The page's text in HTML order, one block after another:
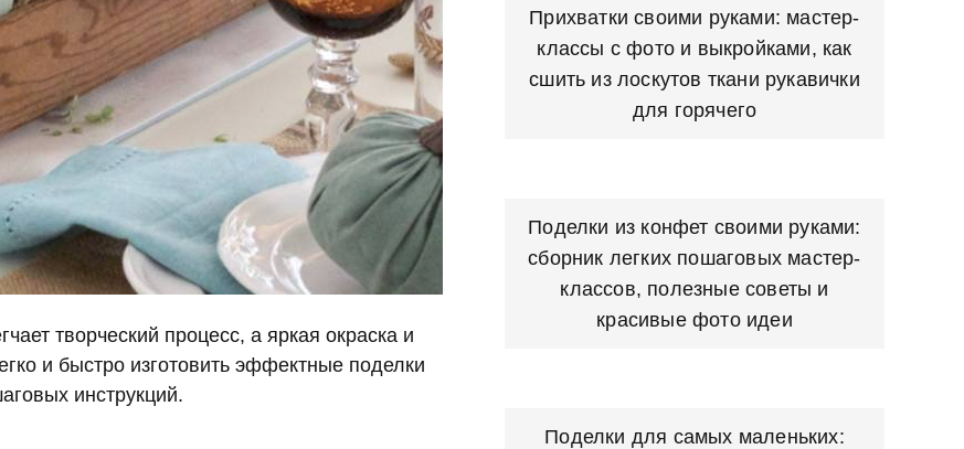
творческий процесс, а яркая окраска и
и быстро изготовить эффектные поделки
инструкций.
Прихватки своими руками: мастер-
классы с фото и выкройками, как
сшить из лоскутов ткани рукавички
для горячего
Поделки из конфет своими руками:
сборник легких пошаговых мастер-
классов, полезные советы и
красивые фото идеи
Поделки для самых маленьких: